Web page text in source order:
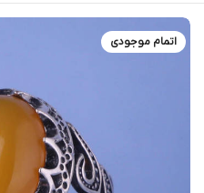
اتمام موجودی